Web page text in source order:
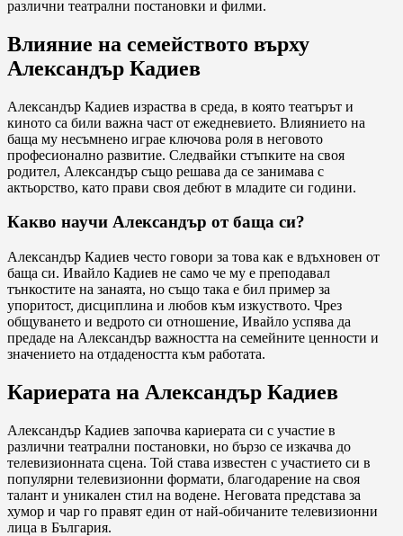
различни театрални постановки и филми.
Влияние на семейството върху
Александър Кадиев
Александър Кадиев израства в среда, в която театърът и
киното са били важна част от ежедневието. Влиянието на
баща му несъмнено играе ключова роля в неговото
професионално развитие. Следвайки стъпките на своя
родител, Александър също решава да се занимава с
актьорство, като прави своя дебют в младите си години.
Какво научи Александър от баща си?
Александър Кадиев често говори за това как е вдъхновен от
баща си. Ивайло Кадиев не само че му е преподавал
тънкостите на занаята, но също така е бил пример за
упоритост, дисциплина и любов към изкуството. Чрез
общуването и ведрото си отношение, Ивайло успява да
предаде на Александър важността на семейните ценности и
значението на отдадеността към работата.
Кариерата на Александър Кадиев
Александър Кадиев започва кариерата си с участие в
различни театрални постановки, но бързо се изкачва до
телевизионната сцена. Той става известен с участието си в
популярни телевизионни формати, благодарение на своя
талант и уникален стил на водене. Неговата представа за
хумор и чар го правят един от най-обичаните телевизионни
лица в България.